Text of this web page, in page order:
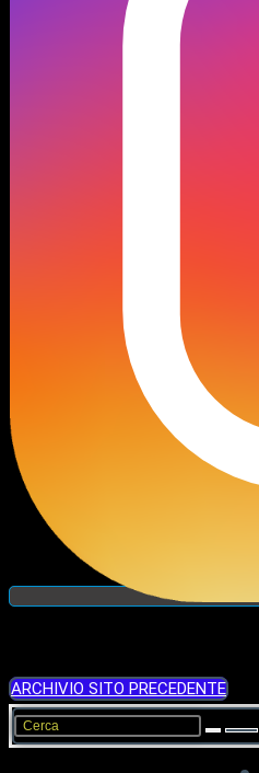
ARCHIVIO SITO PRECEDENTE